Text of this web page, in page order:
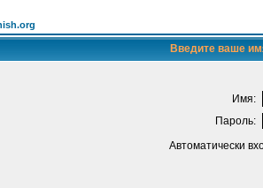
Введите ваше
Имя:
Пароль:
Автоматически